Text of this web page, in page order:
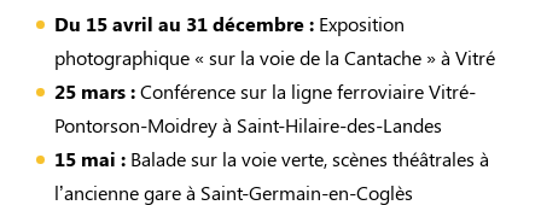
Du 15 avril au 31 décembre : Exposition
photographique « sur la voie de la Cantache » à Vitré
25 mars :Conférence sur la ligne ferroviaire Vitré-
Pontorson-Moidrey à Saint-Hilaire-des-Landes
15 mai : Balade sur la voie verte, scènes théâtrales à
l’ancienne gare à Saint-Germain-en-Coglès